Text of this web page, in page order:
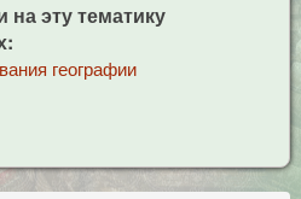
на эту тематику
географии